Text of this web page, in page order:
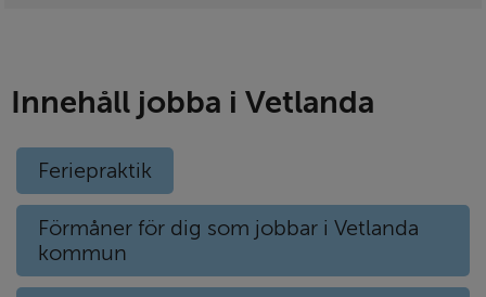
Innehåll jobba i Vetlanda
Feriepraktik
Förmåner för dig som jobbar i Vetlanda
kommun